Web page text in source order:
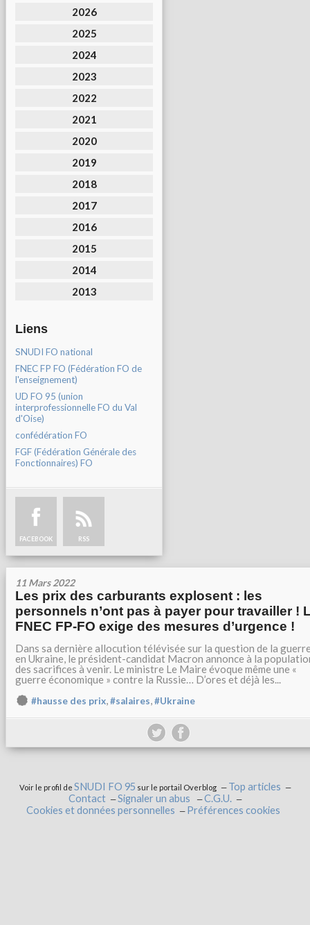
2026
2025
2024
2023
2022
2021
2020
2019
2018
2017
2016
2015
2014
2013
Liens
SNUDI FO national
FNEC FP FO (Fédération FO de
l'enseignement)
UD FO 95 (union
interprofessionnelle FO du Val
d'Oise)
confédération FO
FGF (Fédération Générale des
Fonctionnaires) FO
FACEBOOK RSS
11 Mars 2022
Les prix des carburants explosent : les
personnels n’ont pas à payer pour travailler !
FNEC FP-FO exige des mesures d’urgence !
Dans sa dernière allocution télévisée sur la question de la
en Ukraine, le président-candidat Macron annonce à la
des sacrifices à venir. Le ministre Le Maire évoque même une «
guerre économique » contre la Russie… D’ores et déjà les...
#hausse des prix,#salaires,#Ukraine
Voir le profil de SNUDI FO 95 sur le portail Overblog
Top articles
Contact
Signaler un abus
C.G.U.
Cookies et données personnelles
Préférences cookies